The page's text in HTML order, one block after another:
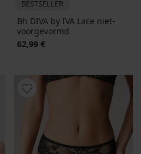
BESTSELLER
Bh DIVA by IVA Lace niet-
voorgevormd
62,99 €